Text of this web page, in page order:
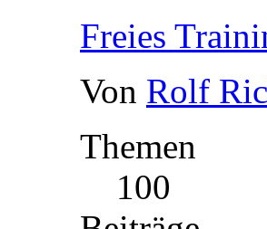
Freies
Von Rolf
Themen
100